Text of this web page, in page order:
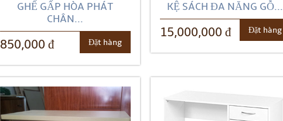
GHẾ GẤP HÒA PHÁT
CHÂN...
850,000 đ Đặt hàng
KỆ SÁCH ĐA NĂNG GỖ...
15,000,000 đ Đặt hàng